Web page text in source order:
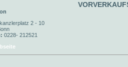
2 - 10
0228- 212521